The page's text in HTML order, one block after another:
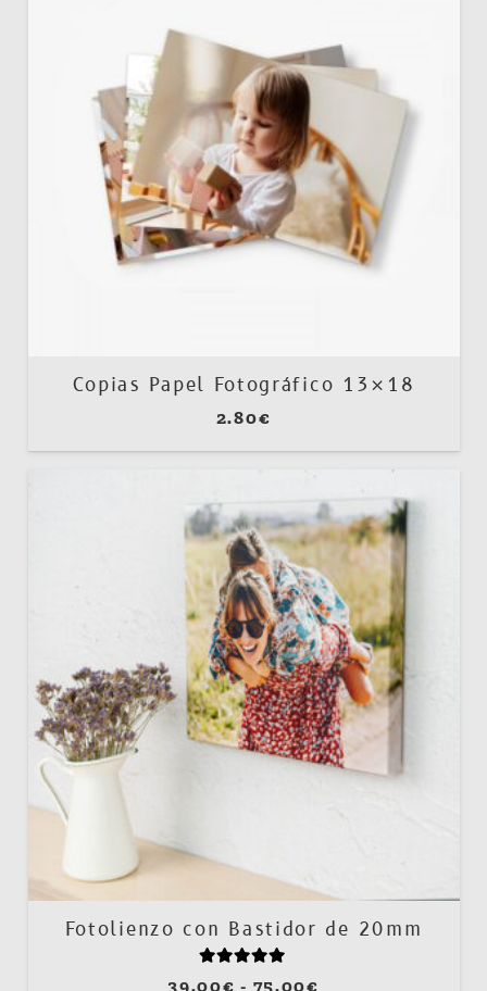
Copias Papel Fotográfico 13×18
2.80€
Fotolienzo con Bastidor de 20mm
39.00€ - 75.00€